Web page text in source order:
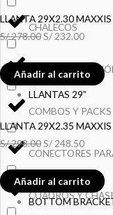
CHALECOS
CINTA PARA
COMBOS Y PACKS
CONECTORES
CUADROS Y
LLANTA 29X2.30
S/278.00S/ 232.00
Añadir al carrito
LLANTAS 29”
LLANTA 29X2.35
S/298.00S/ 248.50
Añadir al carrito
BOTTOM